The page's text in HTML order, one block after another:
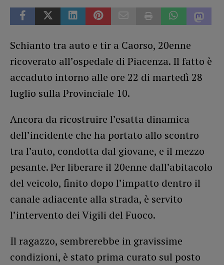
Schianto tra auto e tir a Caorso, 20enne
ricoverato all’ospedale di Piacenza. Il fatto è
accaduto intorno alle ore 22 di martedì 28
luglio sulla Provinciale 10.
Ancora da ricostruire l’esatta dinamica
dell’incidente che ha portato allo scontro
tra l’auto, condotta dal giovane, e il mezzo
pesante. Per liberare il 20enne dall’abitacolo
del veicolo, finito dopo l’impatto dentro il
canale adiacente alla strada, è servito
l’intervento dei Vigili del Fuoco.
Il ragazzo, sembrerebbe in gravissime
condizioni, è stato prima curato sul posto